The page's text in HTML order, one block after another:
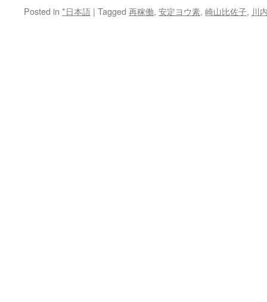
Posted in *日本語 | Tagged 再稼働, 安定ヨウ素, 崎山比佐子, 川